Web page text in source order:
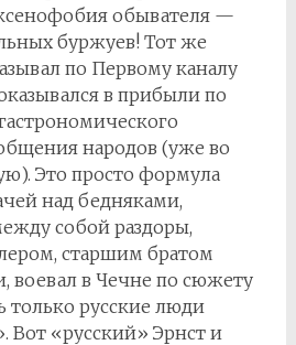
обывателя —
буржуев! Тот же
по Первому каналу
в прибыли по
народов (уже во
Это просто формула
над бедняками,
собой раздоры,
старшим братом
воевал в Чечне по сюжету
только русские люди
Вот «русский» Эрнст и